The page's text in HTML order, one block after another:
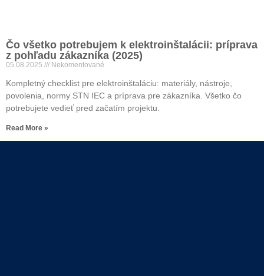
Čo všetko potrebujem k elektroinštalácii: príprava
z pohľadu zákazníka (2025)
05.08.2025 Nekomentované
Kompletný checklist pre elektroinštaláciu: materiály, nástroje,
povolenia, normy STN IEC a príprava pre zákazníka. Všetko čo
potrebujete vedieť pred začatím projektu.
Read More »